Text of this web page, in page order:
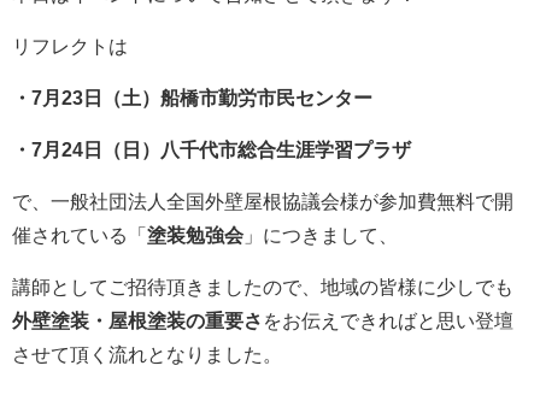
リフレクトは
・7月23日（土）船橋市勤労市民センター
・7月24日（日）八千代市総合生涯学習プラザ
で、一般社団法人全国外壁屋根協議会様が参加費無料で開
催されている「 塗装勉強会 」につきまして、
講師としてご招待頂きましたので、地域の皆様に少しでも
外壁塗装・屋根塗装の重要さ をお伝えできればと思い登壇
させて頂く流れとなりました。